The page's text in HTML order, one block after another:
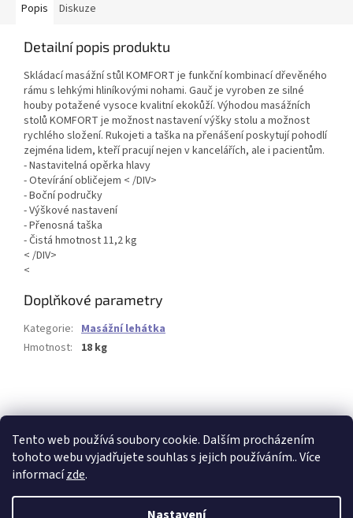
Tento web používá soubory cookie. Dalším procházením
tohoto webu vyjadřujete souhlas s jejich používáním.. Více
informacízde.
Popis Diskuze
Detailní popis produktu
Skládací masážní stůl KOMFORT je funkční kombinací dřevěného
rámu s lehkými hliníkovými nohami. Gauč je vyroben ze silné
houby potažené vysoce kvalitní ekokůží. Výhodou masážních
stolů KOMFORT je možnost nastavení výšky stolu a možnost
rychlého složení. Rukojeti a taška na přenášení poskytují pohodlí
zejména lidem, kteří pracují nejen v kancelářích, ale i pacientům.
- Nastavitelná opěrka hlavy
- Otevírání obličejem < /DIV>
- Boční područky
- Výškové nastavení
- Přenosná taška
- Čistá hmotnost 11,2 kg
< /DIV>
<
Doplňkové parametry
Kategorie: Masážní lehátka
Hmotnost: 18 kg